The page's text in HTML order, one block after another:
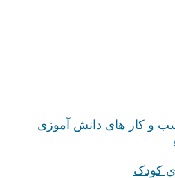
و کار های دانش آموزی
کودک